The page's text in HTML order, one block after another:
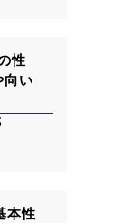
性
向い
本性